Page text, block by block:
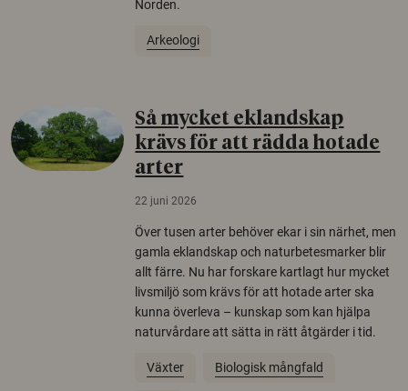
Norden.
Arkeologi
Så mycket eklandskap
krävs för att rädda hotade
arter
22 juni 2026
Över tusen arter behöver ekar i sin närhet, men
gamla eklandskap och naturbetesmarker blir
allt färre. Nu har forskare kartlagt hur mycket
livsmiljö som krävs för att hotade arter ska
kunna överleva – kunskap som kan hjälpa
naturvårdare att sätta in rätt åtgärder i tid.
Växter Biologisk mångfald